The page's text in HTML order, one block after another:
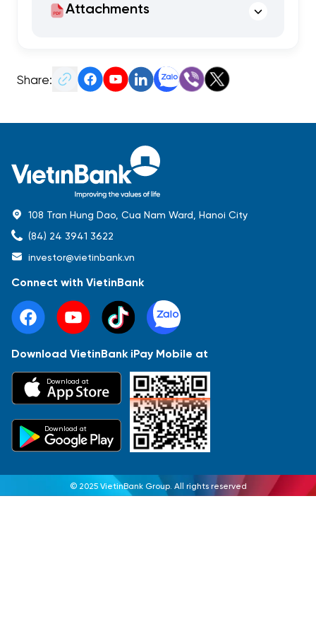
Attachments
Share:
108 Tran Hung Dao, Cua Nam Ward, Hanoi City
(84) 24 3941 3622
investor@vietinbank.vn
Connect with VietinBank
Download VietinBank iPay Mobile at
Download at
Download at
© 2025 VietinBank Group. All rights reserved